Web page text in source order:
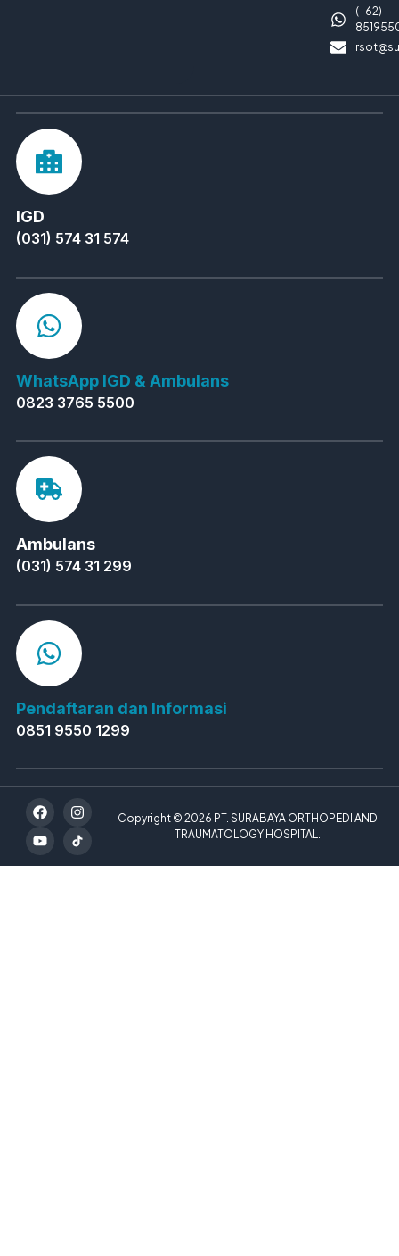
(+62)
IGD
(031) 574 31 574
WhatsApp IGD & Ambulans
0823 3765 5500
Ambulans
(031) 574 31 299
Pendaftaran dan Informasi
0851 9550 1299
Copyright © 2026 PT. SURABAYA ORTHOPEDI AND
TRAUMATOLOGY HOSPITAL.